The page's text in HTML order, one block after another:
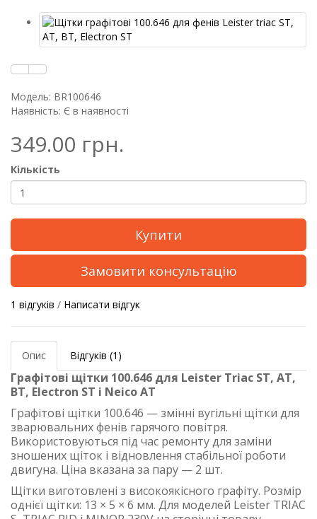
Модель: BR100646
Наявність: Є в наявності
349.00 грн.
Кількість
Купити
Замовити консультацію
1 відгуків / Написати відгук
Опис Відгуків (1)
Графітові щітки 100.646 для Leister Triac ST, AT,
BT, Electron ST і Neico AT
Графітові щітки 100.646 — змінні вугільні щітки для
зварювальних фенів гарячого повітря.
Використовуються під час ремонту для заміни
зношених щіток і відновлення стабільної роботи
двигуна. Ціна вказана за пару — 2 шт.
Щітки виготовлені з високоякісного графіту. Розмір
однієї щітки: 13 × 5 × 6 мм. Для моделей Leister TRIAC